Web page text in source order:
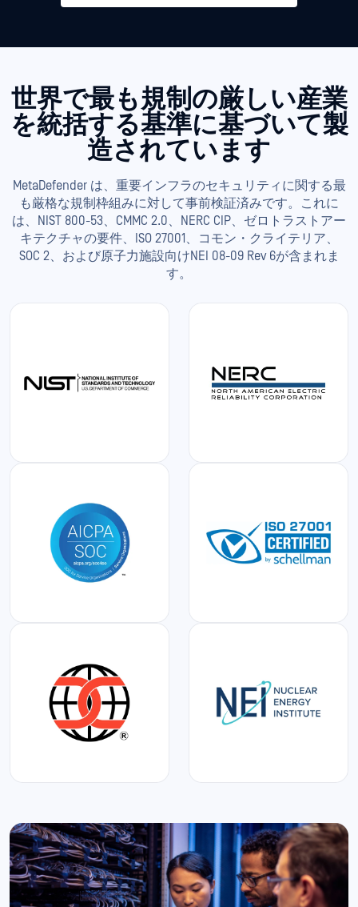
世界で最も規制の厳しい産業
を統括する基準に基づいて製
造されています
MetaDefender は、重要インフラのセキュリティに関する最
も厳格な規制枠組みに対して事前検証済みです。これに
は、NIST 800-53、CMMC 2.0、NERC CIP、ゼロトラストアー
キテクチャの要件、ISO 27001、コモン・クライテリア、
SOC 2、および原子力施設向けNEI 08-09 Rev 6が含まれま
す。